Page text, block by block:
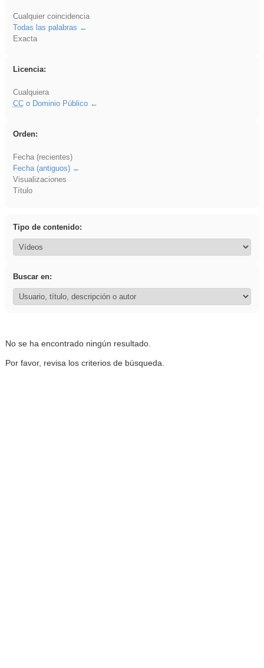
Cualquier coincidencia
Todas las palabras
Exacta
Licencia:
Cualquiera
CCo Dominio Público
Orden:
Fecha (recientes)
Fecha (antiguos)
Visualizaciones
Título
Tipo de contenido:
Buscar en:
No se ha encontrado ningún resultado.
Por favor, revisa los criterios de búsqueda.